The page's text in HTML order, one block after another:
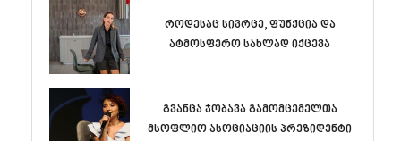
როდესაც სივრცე, ფუნქცია და
ატმოსფერო სახლად იქცევა
გვანცა ჯობავა გამომცემელთა
მსოფლიო ასოციაციის პრეზიდენტი